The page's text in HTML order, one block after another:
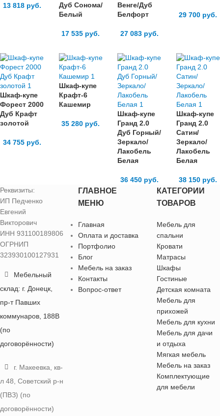
13 818руб.
Дуб Сонома/
Белый
17 535 руб.
Венге/Дуб
Белфорт
27 083руб.
29 700 руб.
Шкаф-купе
Форест 2000
Дуб Крафт
золотой
34 755руб.
Шкаф-купе
Крафт-6
Кашемир
35 280 руб.
Шкаф-купе
Гранд 2.0
Дуб Горный/
Зеркало/
Лакобель
Белая
36 450руб.
Шкаф-купе
Гранд 2.0
Сатин/
Зеркало/
Лакобель
Белая
38 150 руб.
Реквизиты:
ИП Педченко
Евгений
Викторович
ИНН 931100189806
ОГРНИП
323930100127931
Мебельный
склад: г. Донецк,
пр-т Павших
коммунаров, 188В
(по
договорённости)
г. Макеевка, кв-
л 48, Советский р-н
(ПВЗ) (по
договорённости)
ГЛАВНОЕ
МЕНЮ
Главная
Оплата и доставка
Портфолио
Блог
Мебель на заказ
Контакты
Вопрос-ответ
КАТЕГОРИИ
ТОВАРОВ
Мебель для
спальни
Кровати
Матрасы
Шкафы
Гостиные
Детская комната
Мебель для
прихожей
Мебель для кухни
Мебель для дачи
и отдыха
Мягкая мебель
Мебель на заказ
Комплектующие
для мебели